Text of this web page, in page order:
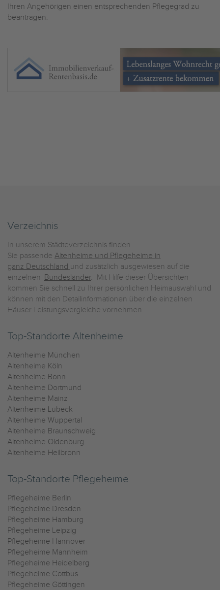
Ihren Angehörigen einen entsprechenden Pflegegrad zu
beantragen.
Verzeichnis
In unserem Städteverzeichnis finden
Sie passende Altenheime und Pflegeheime in
ganz Deutschland und zusätzlich ausgewiesen auf die
einzelnen Bundesländer. Mit Hilfe dieser Übersichten
kommen Sie schnell zu Ihrer persönlichen Heimauswahl und
können mit den Detailinformationen über die einzelnen
Häuser Leistungsvergleiche vornehmen.
Top-Standorte Altenheime
Altenheime München
Altenheime Köln
Altenheime Bonn
Altenheime Dortmund
Altenheime Mainz
Altenheime Lübeck
Altenheime Wuppertal
Altenheime Braunschweig
Altenheime Oldenburg
Altenheime Heilbronn
Top-Standorte Pflegeheime
Pflegeheime Berlin
Pflegeheime Dresden
Pflegeheime Hamburg
Pflegeheime Leipzig
Pflegeheime Hannover
Pflegeheime Mannheim
Pflegeheime Heidelberg
Pflegeheime Cottbus
Pflegeheime Göttingen